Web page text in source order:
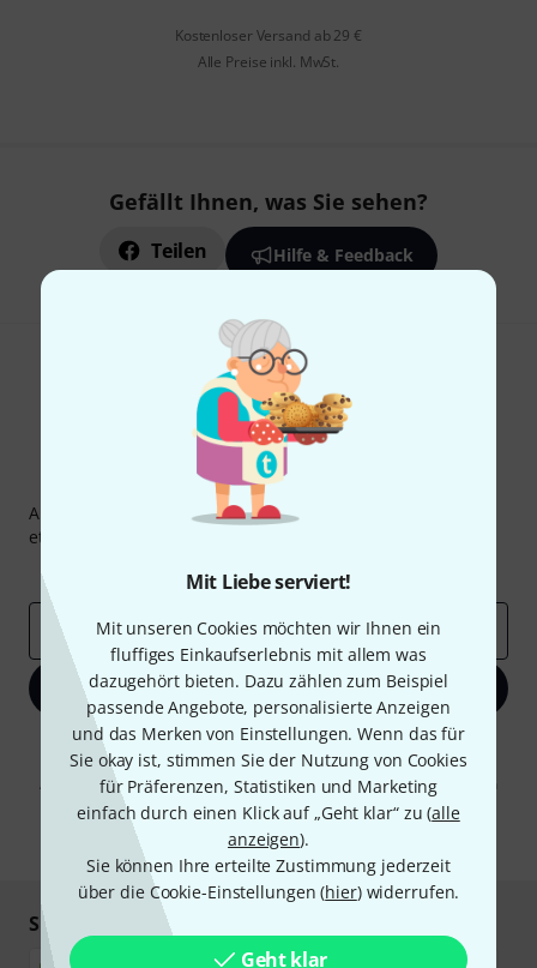
Mit Liebe serviert!
Mit unseren Cookies möchten wir Ihnen ein
fluffiges Einkaufserlebnis mit allem was
dazugehört bieten. Dazu zählen zum Beispiel
passende Angebote, personalisierte Anzeigen
und das Merken von Einstellungen. Wenn das für
Sie okay ist, stimmen Sie der Nutzung von Cookies
für Präferenzen, Statistiken und Marketing
einfach durch einen Klick auf „Geht klar“ zu (alle
anzeigen).
Sie können Ihre erteilte Zustimmung jederzeit
über die Cookie-Einstellungen (hier) widerrufen.
Geht klar
Kostenloser Versand ab 29 €
Alle Preise inkl. MwSt.
Gefällt Ihnen, was Sie sehen?
Teilen Hilfe & Feedback
Thomann Newsletter
Abonniere den Thomann Newsletter und gewinne mit
etwas Glück einen von
Inspirierende Beiträge
Deals
E-Mail-Adresse*
Jetzt anmelden
Mit Klick auf „Jetzt anmelden“ stimmen Sie dem Erhalt von E-Mail-
Werbung und einer Messung des E-Mail-Nutzungsverhaltens zu. Die
Abmeldung ist jederzeit möglich. Weitere Informationen finden Sie in
unseren
Datenschutzhinweisen .
* Pflichtfeld
Sicher einkaufen & bezahlen